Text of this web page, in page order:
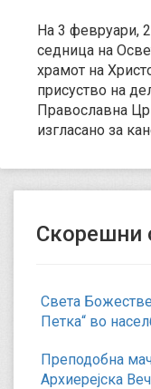
На 3 февруари,
седница на
храмот на
присуство на
Православна
изгласано за
Скорешни
Света
Петка“ во
Преподобна
Архиерејска